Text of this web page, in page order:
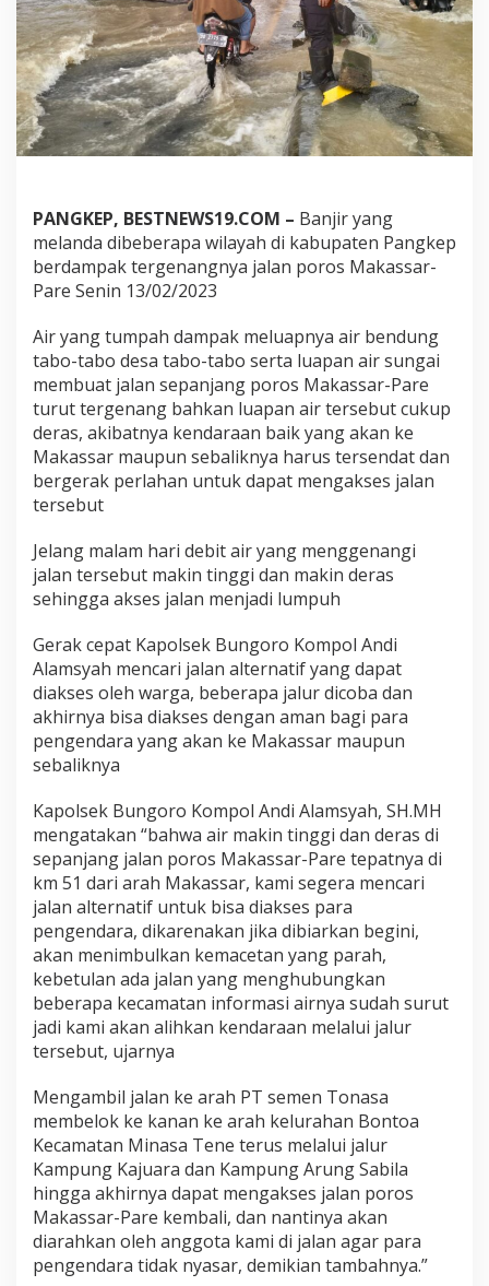
n
g
o
r
o
K
o
m
A
n
d
i
a
m
s
y
a
h
u
r
e
m
a
e
a
n
p
o
r
M
a
k
a
s
s
a
r
-
a
r
e
i
e
n
g
a
h
d
e
r
PANGKEP, BESTNEWS19.COM – Banjir yang
melanda dibeberapa wilayah di kabupaten Pangkep
berdampak tergenangnya jalan poros Makassar-
Pare Senin 13/02/2023
Air yang tumpah dampak meluapnya air bendung
tabo-tabo desa tabo-tabo serta luapan air sungai
membuat jalan sepanjang poros Makassar-Pare
turut tergenang bahkan luapan air tersebut cukup
deras, akibatnya kendaraan baik yang akan ke
Makassar maupun sebaliknya harus tersendat dan
bergerak perlahan untuk dapat mengakses jalan
tersebut
Jelang malam hari debit air yang menggenangi
jalan tersebut makin tinggi dan makin deras
sehingga akses jalan menjadi lumpuh
Gerak cepat Kapolsek Bungoro Kompol Andi
Alamsyah mencari jalan alternatif yang dapat
diakses oleh warga, beberapa jalur dicoba dan
akhirnya bisa diakses dengan aman bagi para
pengendara yang akan ke Makassar maupun
sebaliknya
Kapolsek Bungoro Kompol Andi Alamsyah, SH.MH
mengatakan “bahwa air makin tinggi dan deras di
sepanjang jalan poros Makassar-Pare tepatnya di
km 51 dari arah Makassar, kami segera mencari
jalan alternatif untuk bisa diakses para
pengendara, dikarenakan jika dibiarkan begini,
akan menimbulkan kemacetan yang parah,
kebetulan ada jalan yang menghubungkan
beberapa kecamatan informasi airnya sudah surut
jadi kami akan alihkan kendaraan melalui jalur
tersebut, ujarnya
Mengambil jalan ke arah PT semen Tonasa
membelok ke kanan ke arah kelurahan Bontoa
Kecamatan Minasa Tene terus melalui jalur
Kampung Kajuara dan Kampung Arung Sabila
hingga akhirnya dapat mengakses jalan poros
Makassar-Pare kembali, dan nantinya akan
diarahkan oleh anggota kami di jalan agar para
pengendara tidak nyasar, demikian tambahnya.”